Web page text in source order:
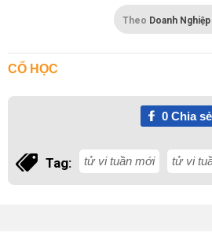
Theo Doanh
CỔ HỌC
0Chia sẻ
Tag: tử vi tuần mới tử vi